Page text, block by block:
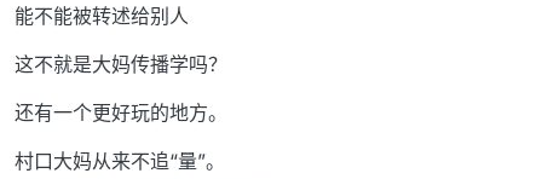
能不能被转述给别人
这不就是大妈传播学吗？
还有一个更好玩的地方。
村口大妈从来不追“量”。